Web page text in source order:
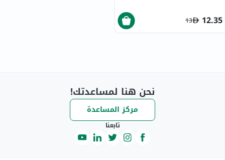
12.35
13
نحن هنا لمساعدتك!
مركز المساعدة
تابعنا